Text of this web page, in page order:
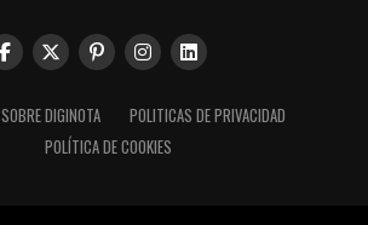
SOBRE DIGINOTA
POLITICAS DE PRIVACIDAD
POLÍTICA DE COOKIES